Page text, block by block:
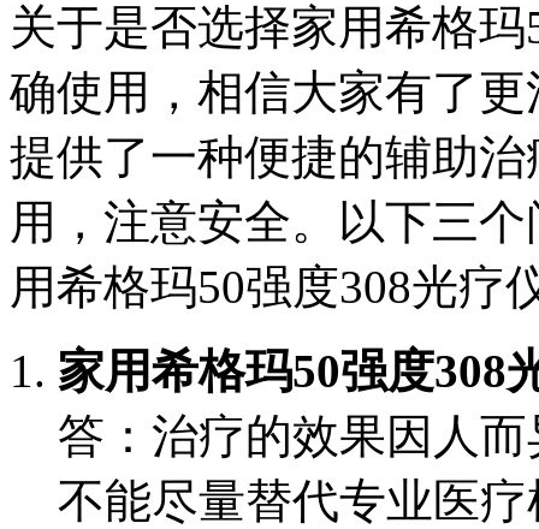
关于是否选择家用希格
确使用，相信大家有了
提供了一种便捷的辅助
用，注意安全。以下三
用希格玛50强度308光疗
家用希格玛50强度308
答：治疗的效果因人
不能尽量替代专业医